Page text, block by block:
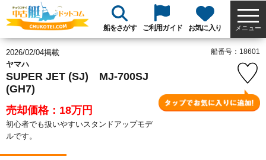
船をさがす ご利用ガイド お気に入り メニュー
2026/02/04掲載
ヤマハ
SUPER JET (SJ) MJ-700SJ
(GH7)
売却価格：18万円
初心者でも扱いやすいスタンドアップモデ
ルです。
船番号：18601